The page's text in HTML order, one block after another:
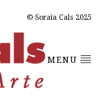
© Soraia Cals 2025
MENU